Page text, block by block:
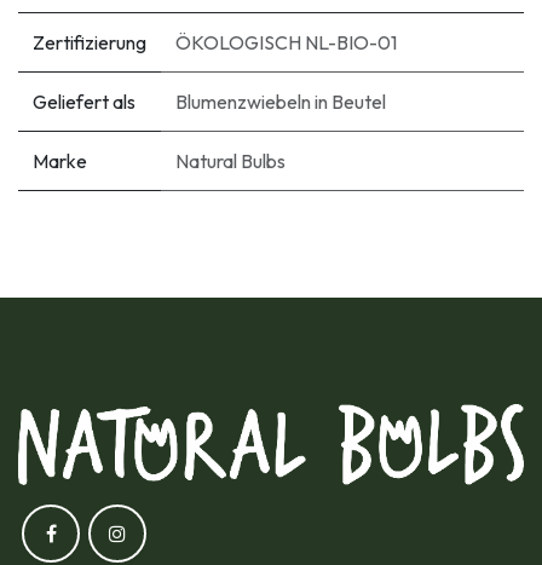
Zertifizierung ÖKOLOGISCH NL-BIO-01
Geliefert als Blumenzwiebeln in Beutel
Marke Natural Bulbs